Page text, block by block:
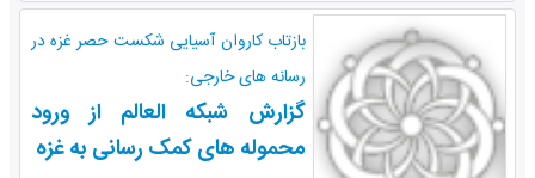
بازتاب کاروان آسیایی شکست حصر غزه در
رسانه های خارجی:
گزارش شبکه العالم از ورود
محموله های کمک رسانی به غزه